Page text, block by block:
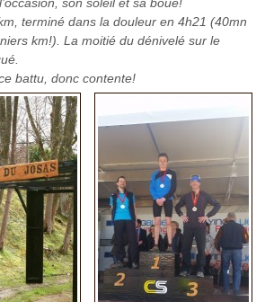
terminé dans la douleur en 4h21 (40mn
km!). La moitié du dénivelé sur le
battu, donc contente!